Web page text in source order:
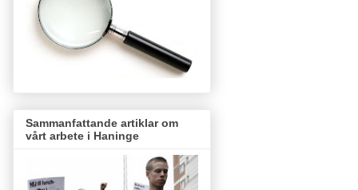
Sammanfattande artiklar om
vårt arbete i Haninge